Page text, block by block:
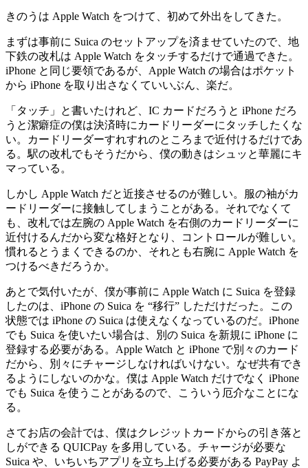
きのうは Apple Watch をつけて、初めて外出をしてきた。
まずは事前に Suica のセットアップを済ませていたので、地
下鉄の改札は Apple Watch をタッチするだけで通過できた。
iPhone と同じ要領であるが、Apple Watch の場合はポケット
から iPhone を取り出さなくていいぶん、楽だ。
「タッチ」と書いたけれど、IC カードだろうと iPhone だろ
うと潔癖症の僕は決済時にカードリーダーにタッチしたくな
い。カードリーダーすれすれのところまで近付けるだけであ
る。駅の改札でもそうだから、僕の動きはシュッと華麗にキ
マっている。
しかし Apple Watch だと近接させるのが難しい。服の袖がカ
ードリーダーに接触してしまうことがある。それでなくて
も、改札では左腕の Apple Watch を右側のカードリーダーに
近付けるんだから変な格好となり、コントロールが難しい。
慣れるとうまくできるのか、それとも右腕に Apple Watch を
つけるべきだろうか。
あとで気付いたが、僕が事前に Apple Watch に Suica を登録
したのは、iPhone の Suica を “移行” しただけだった。この
状態では iPhone の Suica は使えなくなっているのだ。iPhone
でも Suica を使いたい場合は、別の Suica を新規に iPhone に
登録する必要がある。Apple Watch と iPhone で別々のカード
だから、別々にチャージしなければいけない。なぜ共有でき
るようにしないのかな。僕は Apple Watch だけでなく iPhone
でも Suica を使うことがあるので、こういう厄介なことにな
る。
さてお店の会計では、僕はクレジットカードからの引き落と
しができる QUICPay を多用している。チャージが必要な
Suica や、いちいちアプリを立ち上げる必要がある PayPay よ